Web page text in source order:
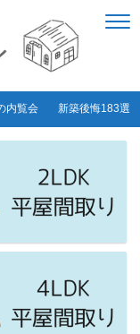
内覧会 新築後悔183選